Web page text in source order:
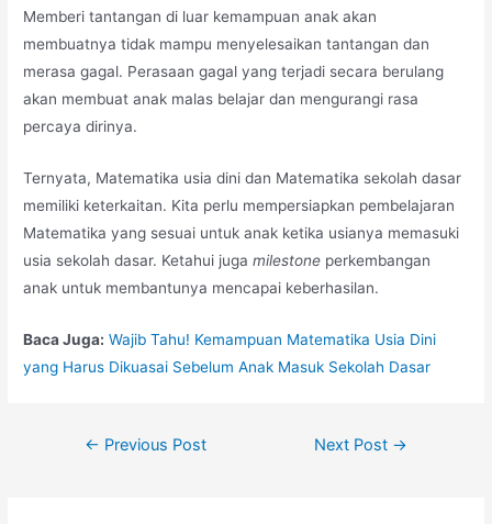
Memberi tantangan di luar kemampuan anak akan
membuatnya tidak mampu menyelesaikan tantangan dan
merasa gagal. Perasaan gagal yang terjadi secara berulang
akan membuat anak malas belajar dan mengurangi rasa
percaya dirinya.
Ternyata, Matematika usia dini dan Matematika sekolah dasar
memiliki keterkaitan. Kita perlu mempersiapkan pembelajaran
Matematika yang sesuai untuk anak ketika usianya memasuki
usia sekolah dasar. Ketahui jugamilestone perkembangan
anak untuk membantunya mencapai keberhasilan.
Baca Juga: Wajib Tahu! Kemampuan Matematika Usia Dini
yang Harus Dikuasai Sebelum Anak Masuk Sekolah Dasar
← Previous Post Next Post →